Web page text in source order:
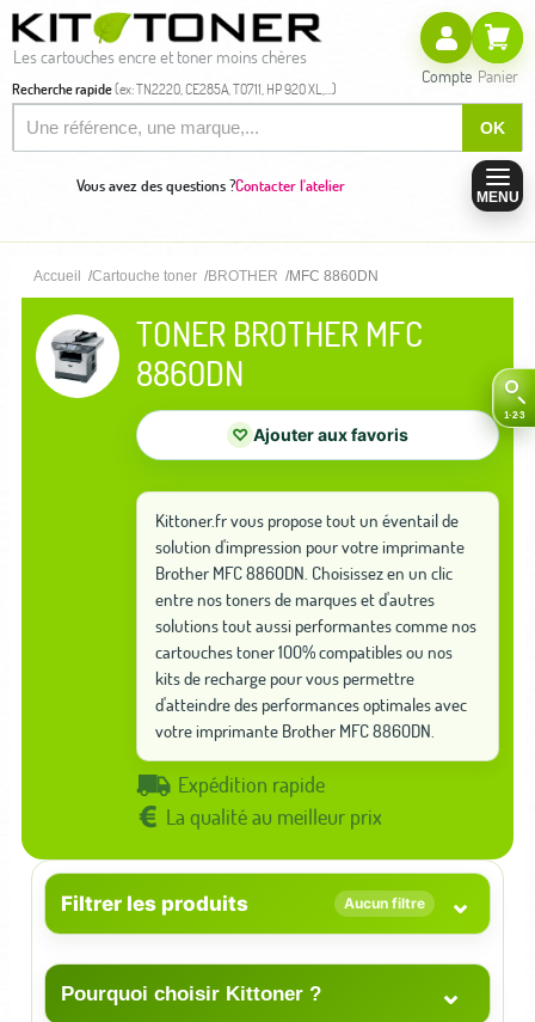
Les cartouches encre et toner moins chères
Recherche rapide(ex: TN2220, CE285A, T0711, HP 920 XL,...)
OK
Compte Panier
Vous avez des questions ?Contacter l'atelier
MENU
Accueil Cartouche toner BROTHER MFC 8860DN
TONER BROTHER MFC
8860DN
♡ Ajouter aux favoris
Kittoner.fr vous propose tout un éventail de
solution d'impression pour votre imprimante
Brother MFC 8860DN. Choisissez en un clic
entre nos toners de marques et d'autres
solutions tout aussi performantes comme nos
cartouches toner 100% compatibles ou nos
kits de recharge pour vous permettre
d'atteindre des performances optimales avec
votre imprimante Brother MFC 8860DN.
Expédition rapide
La qualité au meilleur prix
Filtrer les produits Aucun filtre ⌄
Pourquoi choisir Kittoner ? ⌄